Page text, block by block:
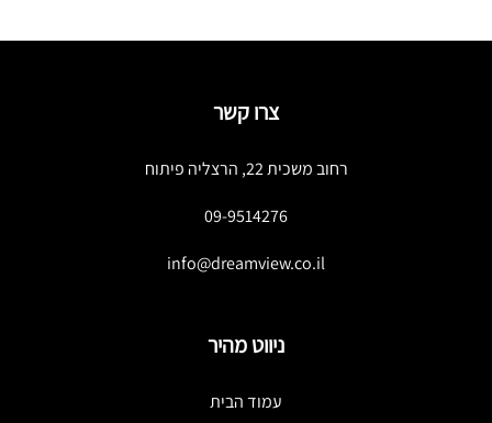
צרו קשר
רחוב משכית 22, הרצליה פיתוח
09-9514276
info@dreamview.co.il
ניווט מהיר
עמוד הבית